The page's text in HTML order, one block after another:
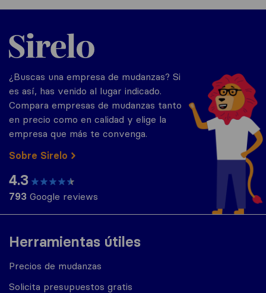
Herramientas útiles
Precios de mudanzas
Solicita presupuestos gratis
Sirelo.es
¿Buscas una empresa de mudanzas? Si
es así, has venido al lugar indicado.
Compara empresas de mudanzas tanto
en precio como en calidad y elige la
empresa que más te convenga.
Sobre Sirelo
4.3
793 Google reviews